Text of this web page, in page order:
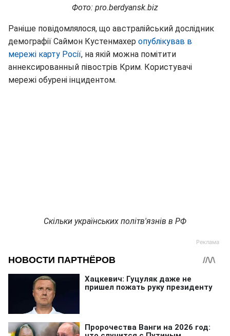
Фото: pro.berdyansk.biz
Раніше повідомлялося, що австралійський дослідник
демографії Саймон Кустенмахер опублікував в
мережі карту Росії, на якій можна помітити
аннексированный півострів Крим. Користувачі
мережі обурені інцидентом.
Скільки українських політв'язнів в РФ